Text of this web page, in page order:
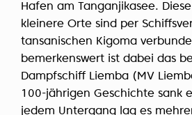
Hafen am Tanganjikasee.
kleinere Orte sind per
tansanischen Kigoma
bemerkenswert ist dabei das
Dampfschiff Liemba (MV
100-jährigen Geschichte sank
jedem Untergang lag es